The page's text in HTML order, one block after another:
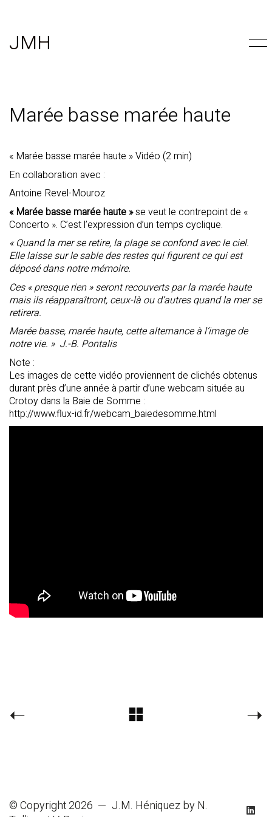
JMH
Marée basse marée haute
« Marée basse marée haute » Vidéo (2 min)
En collaboration avec :
Antoine Revel-Mouroz
« Marée basse marée haute »se veut le contrepoint de «
Concerto ». C’est l’expression d’un temps cyclique.
« Quand la mer se retire, la plage se confond avec le ciel.
Elle laisse sur le sable des restes qui figurent ce qui est
déposé dans notre mémoire.
Ces « presque rien » seront recouverts par la marée haute
mais ils réapparaîtront, ceux-là ou d’autres quand la mer se
retirera.
Marée basse, marée haute, cette alternance à l’image de
notre vie. » J.-B. Pontalis
Note :
Les images de cette vidéo proviennent de clichés obtenus
durant près d’une année à partir d’une webcam située au
Crotoy dans la Baie de Somme :
http://www.flux-id.fr/webcam_baiedesomme.html
© Copyright 2026 — J.M. Héniquezby N.